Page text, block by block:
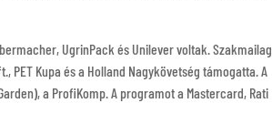
UgrinPack és Unilever voltak. Szakmailag
PET Kupa és a Holland Nagykövetség támogatta. A
a ProfiKomp. A programot a Mastercard, Rati